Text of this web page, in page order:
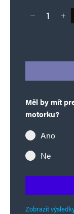
Deník TO –
Měl by mít
motorku?
Ano
Ne
Zobrazit